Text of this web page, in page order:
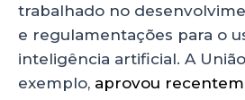
trabalhado no
e regulamentações para o
inteligência artificial. A
exemplo, aprovou